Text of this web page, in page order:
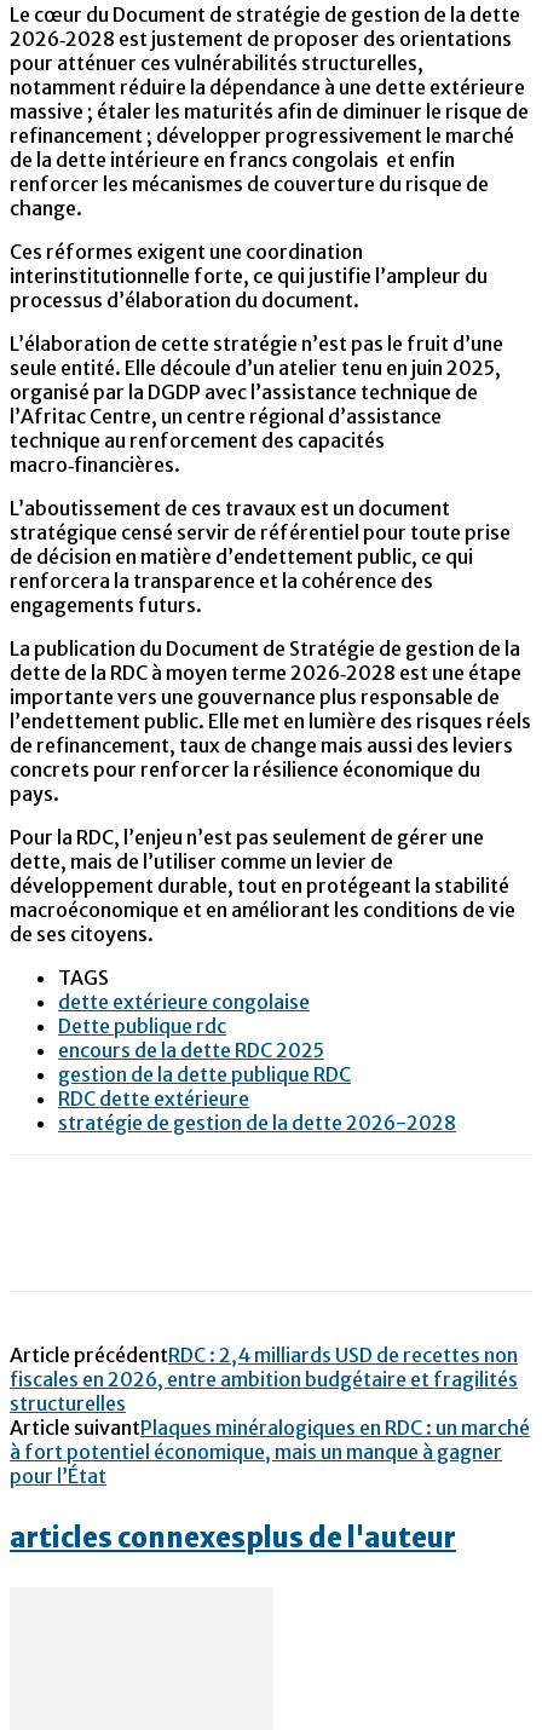
Le cœur du Document de stratégie de gestion de la dette
2026‑2028 est justement de proposer des orientations
pour atténuer ces vulnérabilités structurelles,
notamment réduire la dépendance à une dette extérieure
massive ; étaler les maturités afin de diminuer le risque de
refinancement ; développer progressivement le marché
de la dette intérieure en francs congolais et enfin
renforcer les mécanismes de couverture du risque de
change.
Ces réformes exigent une coordination
interinstitutionnelle forte, ce qui justifie l’ampleur du
processus d’élaboration du document.
L’élaboration de cette stratégie n’est pas le fruit d’une
seule entité. Elle découle d’un atelier tenu en juin 2025,
organisé par la DGDP avec l’assistance technique de
l’Afritac Centre, un centre régional d’assistance
technique au renforcement des capacités
macro‑financières.
L’aboutissement de ces travaux est un document
stratégique censé servir de référentiel pour toute prise
de décision en matière d’endettement public, ce qui
renforcera la transparence et la cohérence des
engagements futurs.
La publication du Document de Stratégie de gestion de la
dette de la RDC à moyen terme 2026‑2028 est une étape
importante vers une gouvernance plus responsable de
l’endettement public. Elle met en lumière des risques réels
de refinancement, taux de change mais aussi des leviers
concrets pour renforcer la résilience économique du
pays.
Pour la RDC, l’enjeu n’est pas seulement de gérer une
dette, mais de l’utiliser comme un levier de
développement durable, tout en protégeant la stabilité
macroéconomique et en améliorant les conditions de vie
de ses citoyens.
TAGS
dette extérieure congolaise
Dette publique rdc
encours de la dette RDC 2025
gestion de la dette publique RDC
RDC dette extérieure
stratégie de gestion de la dette 2026-2028
Article précédentRDC : 2,4 milliards USD de recettes non
fiscales en 2026, entre ambition budgétaire et fragilités
structurelles
Article suivantPlaques minéralogiques en RDC : un marché
à fort potentiel économique, mais un manque à gagner
pour l’État
articles connexesplus de l'auteur